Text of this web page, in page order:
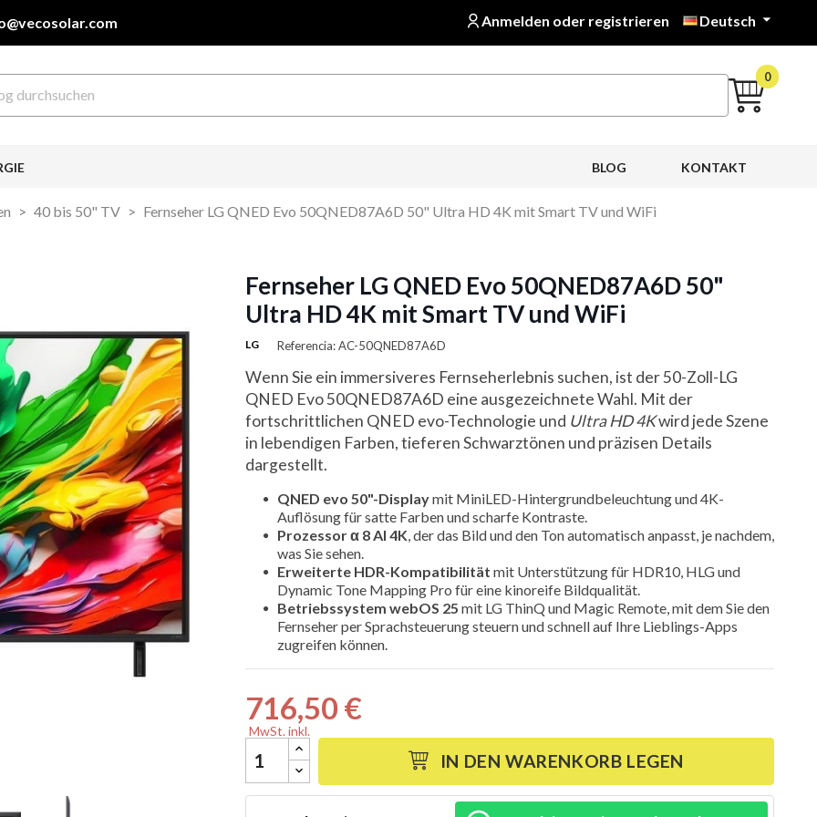
Anmelden oder registrieren Deutsch 
0
KONTAKT
BLOG
40 bis 50" TV Fernseher LG QNED Evo 50QNED87A6D 50" Ultra HD 4K mit Smart TV und WiFi

Fernseher LG QNED Evo 50QNED87A6D 50"
Ultra HD 4K mit Smart TV und WiFi
LG Referencia: AC-50QNED87A6D
Wenn Sie ein immersiveres Fernseherlebnis suchen, ist der 50-Zoll-LG
QNED Evo 50QNED87A6D eine ausgezeichnete Wahl. Mit der
fortschrittlichen QNED evo-Technologie und Ultra HD 4Kwird jede Szene
in lebendigen Farben, tieferen Schwarztönen und präzisen Details
dargestellt.
QNED evo 50"-Displaymit MiniLED-Hintergrundbeleuchtung und 4K-
Auflösung für satte Farben und scharfe Kontraste.
Prozessor α 8 AI 4K , der das Bild und den Ton automatisch anpasst, je nachdem,
was Sie sehen.
Erweiterte HDR-Kompatibilität mit Unterstützung für HDR10, HLG und
Dynamic Tone Mapping Pro für eine kinoreife Bildqualität.
Betriebssystem webOS 25 mit LG ThinQ und Magic Remote, mit dem Sie den
Fernseher per Sprachsteuerung steuern und schnell auf Ihre Lieblings-Apps
zugreifen können.
716,50 €
MwSt. inkl.
IN DEN WARENKORB LEGEN